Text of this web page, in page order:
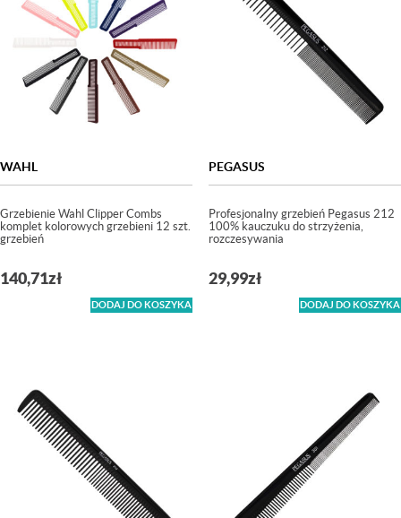
WAHL
Grzebienie Wahl Clipper Combs
komplet kolorowych grzebieni 12 szt.
grzebień
140,71zł
DODAJ DO KOSZYKA
PEGASUS
Profesjonalny grzebień Pegasus 212
100% kauczuku do strzyżenia,
rozczesywania
29,99zł
DODAJ DO KOSZYKA